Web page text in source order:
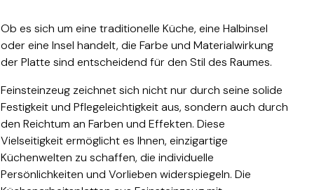
Ob es sich um eine traditionelle Küche, eine Halbinsel
oder eine Insel handelt, die Farbe und Materialwirkung
der Platte sind entscheidend für den Stil des Raumes.
Feinsteinzeug zeichnet sich nicht nur durch seine solide
Festigkeit und Pflegeleichtigkeit aus, sondern auch durch
den Reichtum an Farben und Effekten. Diese
Vielseitigkeit ermöglicht es Ihnen, einzigartige
Küchenwelten zu schaffen, die individuelle
Persönlichkeiten und Vorlieben widerspiegeln. Die